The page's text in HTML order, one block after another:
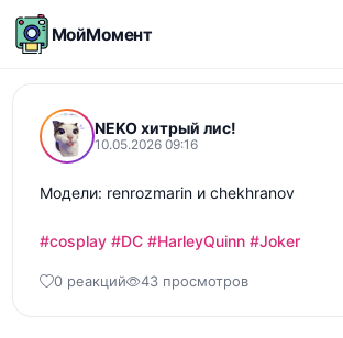
МойМомент
NEKO хитрый лис!
10.05.2026 09:16
Модели: renrozmarin и chekhranov
#cosplay #DC #HarleyQuinn #Joker
0 реакций 43 просмотров